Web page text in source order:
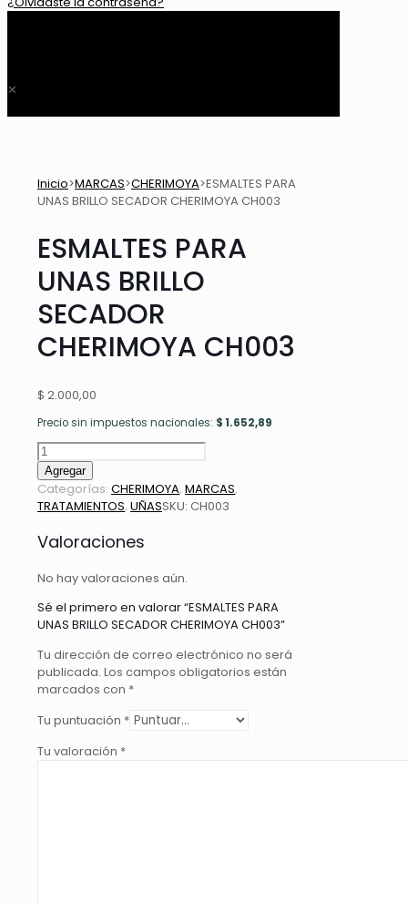
✕
Inicio>MARCAS>CHERIMOYA>ESMALTES PARA
UNAS BRILLO SECADOR CHERIMOYA CH003
ESMALTES PARA
UNAS BRILLO
SECADOR
CHERIMOYA CH003
$ 2.000,00
Precio sin impuestos nacionales: $1.652,89
ESMALTES
PARA
UNAS
BRILLO
CHERIMOYA
cantidad
Agregar
Categorías: CHERIMOYA, MARCAS,
TRATAMIENTOS, UÑASSKU: CH003
Valoraciones
No hay valoraciones aún.
Sé el primero en valorar “ESMALTES PARA
UNAS BRILLO SECADOR CHERIMOYA CH003”
Tu dirección de correo electrónico no será
publicada. Los campos obligatorios están
marcados con *
Tu puntuación *
Tu valoración *